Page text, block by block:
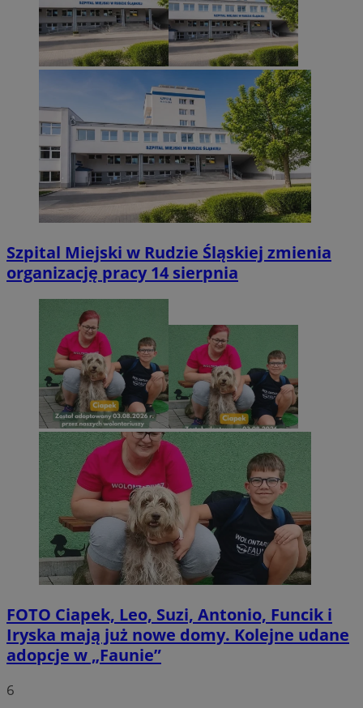
Szpital Miejski w Rudzie Śląskiej zmienia
organizację pracy 14 sierpnia
FOTO Ciapek, Leo, Suzi, Antonio, Funcik i
Iryska mają już nowe domy. Kolejne udane
adopcje w „Faunie”
6